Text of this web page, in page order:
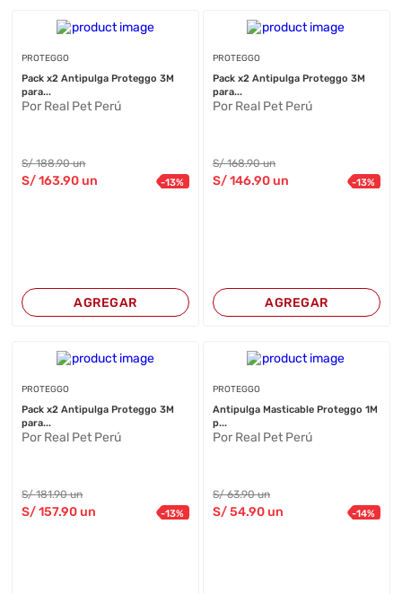
PROTEGGO
Pack x2 Antipulga Proteggo 3M
para...
Por Real Pet Perú
S/188.90 un
S/163.90 un -13%
AGREGAR
PROTEGGO
Pack x2 Antipulga Proteggo 3M
para...
Por Real Pet Perú
S/168.90 un
S/146.90un -13%
AGREGAR
PROTEGGO
Pack x2 Antipulga Proteggo 3M
para...
Por Real Pet Perú
S/181.90 un
S/157.90 un -13%
PROTEGGO
Antipulga Masticable Proteggo 1M
p...
Por Real Pet Perú
S/63.90 un
S/54.90un -14%